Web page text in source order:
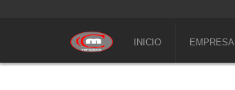
INICIO EMPRESA